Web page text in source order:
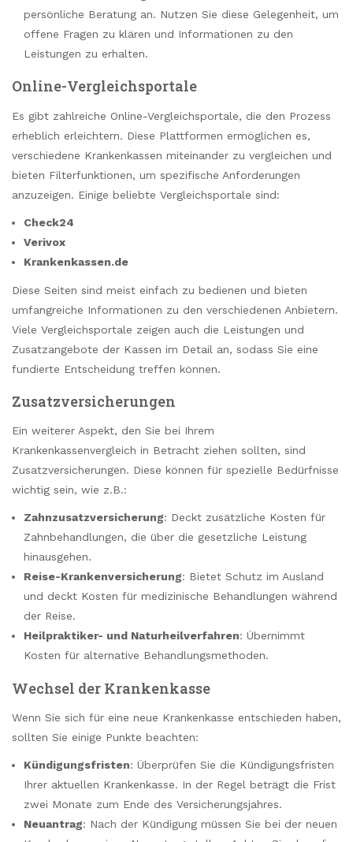
persönliche Beratung an. Nutzen Sie diese Gelegenheit, um
offene Fragen zu klären und Informationen zu den
Leistungen zu erhalten.
Online-Vergleichsportale
Es gibt zahlreiche Online-Vergleichsportale, die den Prozess
erheblich erleichtern. Diese Plattformen ermöglichen es,
verschiedene Krankenkassen miteinander zu vergleichen und
bieten Filterfunktionen, um spezifische Anforderungen
anzuzeigen. Einige beliebte Vergleichsportale sind:
Check24
Verivox
Krankenkassen.de
Diese Seiten sind meist einfach zu bedienen und bieten
umfangreiche Informationen zu den verschiedenen Anbietern.
Viele Vergleichsportale zeigen auch die Leistungen und
Zusatzangebote der Kassen im Detail an, sodass Sie eine
fundierte Entscheidung treffen können.
Zusatzversicherungen
Ein weiterer Aspekt, den Sie bei Ihrem
Krankenkassenvergleich in Betracht ziehen sollten, sind
Zusatzversicherungen. Diese können für spezielle Bedürfnisse
wichtig sein, wie z.B.:
Zahnzusatzversicherung: Deckt zusätzliche Kosten für
Zahnbehandlungen, die über die gesetzliche Leistung
hinausgehen.
Reise-Krankenversicherung: Bietet Schutz im Ausland
und deckt Kosten für medizinische Behandlungen während
der Reise.
Heilpraktiker- und Naturheilverfahren: Übernimmt
Kosten für alternative Behandlungsmethoden.
Wechsel der Krankenkasse
Wenn Sie sich für eine neue Krankenkasse entschieden haben,
sollten Sie einige Punkte beachten:
Kündigungsfristen: Überprüfen Sie die Kündigungsfristen
Ihrer aktuellen Krankenkasse. In der Regel beträgt die Frist
zwei Monate zum Ende des Versicherungsjahres.
Neuantrag: Nach der Kündigung müssen Sie bei der neuen